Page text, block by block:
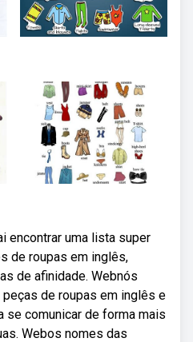
encontrar uma lista super
de roupas em inglês,
de afinidade. Webnós
de roupas em inglês e
se comunicar de forma mais
Webos nomes das